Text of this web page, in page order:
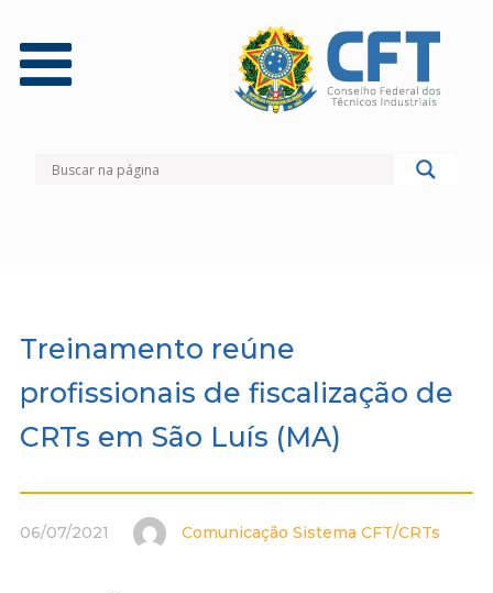
Treinamento reúne
profissionais de fiscalização de
CRTs em São Luís (MA)
06/07/2021 Comunicação Sistema CFT/CRTs